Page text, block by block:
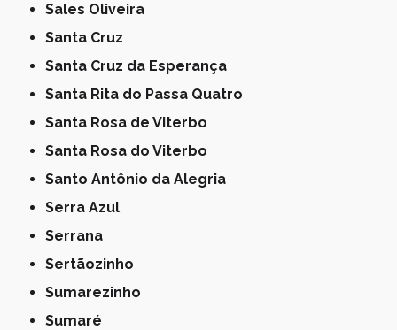
Sales Oliveira
Santa Cruz
Santa Cruz da Esperança
Santa Rita do Passa Quatro
Santa Rosa de Viterbo
Santa Rosa do Viterbo
Santo Antônio da Alegria
Serra Azul
Serrana
Sertãozinho
Sumarezinho
Sumaré